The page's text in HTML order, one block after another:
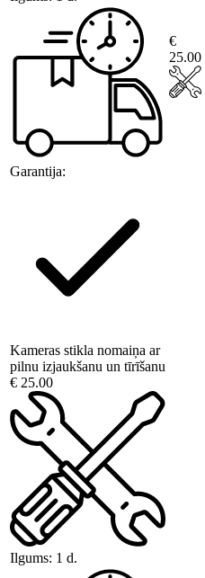
Garantija:
€
25.00
Kameras stikla nomaiņa ar
pilnu izjaukšanu un tīrīšanu
€ 25.00
Ilgums: 1 d.